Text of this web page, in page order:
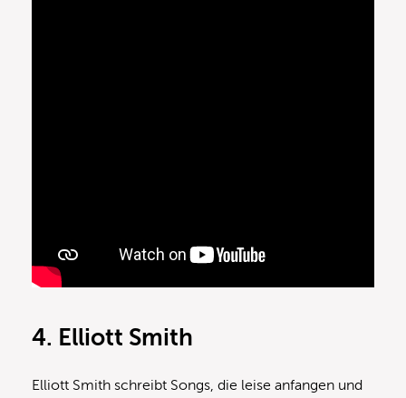
4. Elliott Smith
Elliott Smith schreibt Songs, die leise anfangen und